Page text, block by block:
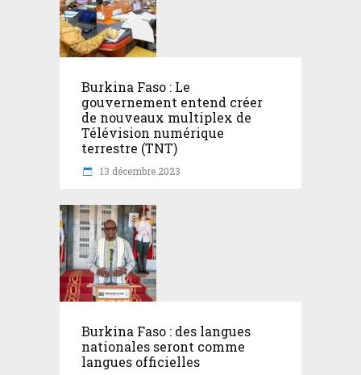
Burkina Faso : Le
gouvernement entend créer
de nouveaux multiplex de
Télévision numérique
terrestre (TNT)
13 décembre 2023
Burkina Faso : des langues
nationales seront comme
langues officielles